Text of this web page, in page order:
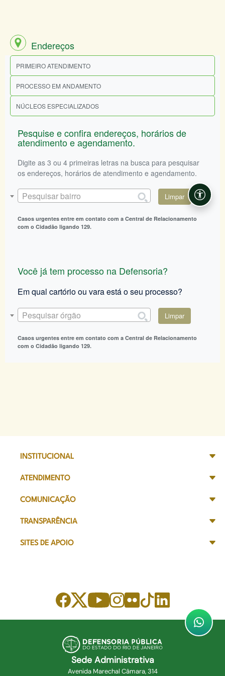
Endereços
PRIMEIRO ATENDIMENTO
PROCESSO EM ANDAMENTO
NÚCLEOS ESPECIALIZADOS
Pesquise e confira endereços, horários de
atendimento e agendamento.
Digite as 3 ou 4 primeiras letras na busca para pesquisar
os endereços, horários de atendimento e agendamento.
Pesquisar bairro Limpar
Casos urgentes entre em contato com a Central de Relacionamento
com o Cidadão ligando 129.
Você já tem processo na Defensoria?
Em qual cartório ou vara está o seu processo?
Pesquisar órgão Limpar
Casos urgentes entre em contato com a Central de Relacionamento
com o Cidadão ligando 129.
INSTITUCIONAL
ATENDIMENTO
COMUNICAÇÃO
TRANSPARÊNCIA
SITES DE APOIO
Sede Administrativa
Avenida Marechal Câmara, 314